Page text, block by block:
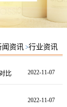
闻资讯 >行业资讯
2022-11-07
比
2022-11-07